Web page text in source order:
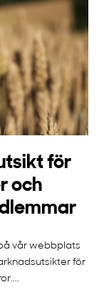
för
och
vår webbplats
för